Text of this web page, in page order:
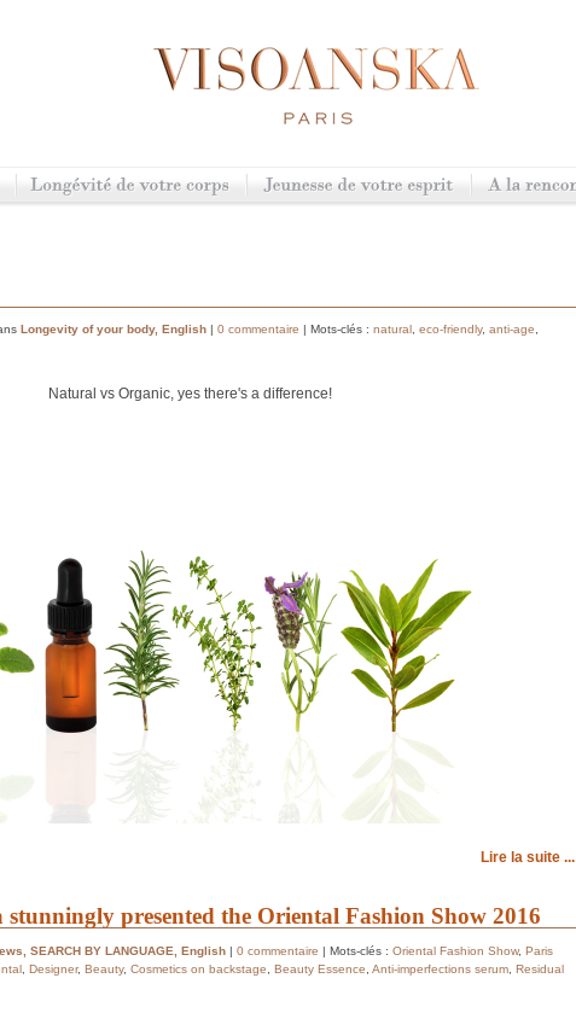
Longevity of your body, English | 0 commentaire | Mots-clés : natural, eco-friendly, anti-age,
Natural vs Organic, yes there's a difference!
Lire la suite ...
stunningly presented the Oriental Fashion Show 2016
SEARCH BY LANGUAGE English | 0 commentaire | Mots-clés : Oriental Fashion Show, Paris
Designer, Beauty, Cosmetics on backstage Beauty Essence Anti-imperfections serum Residual